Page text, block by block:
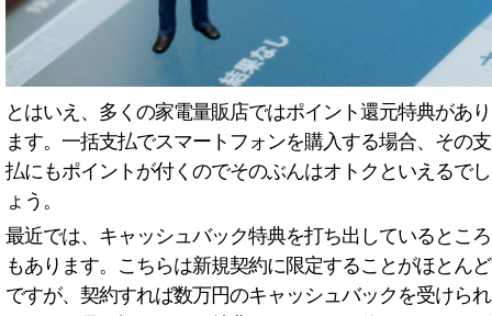
とはいえ、多くの家電量販店ではポイント還元特典があり
ます。一括支払でスマートフォンを購入する場合、その支
払にもポイントが付くのでそのぶんはオトクといえるでし
ょう。
最近では、キャッシュバック特典を打ち出しているところ
もあります。こちらは新規契約に限定することがほとんど
ですが、契約すれば数万円のキャッシュバックを受けられ